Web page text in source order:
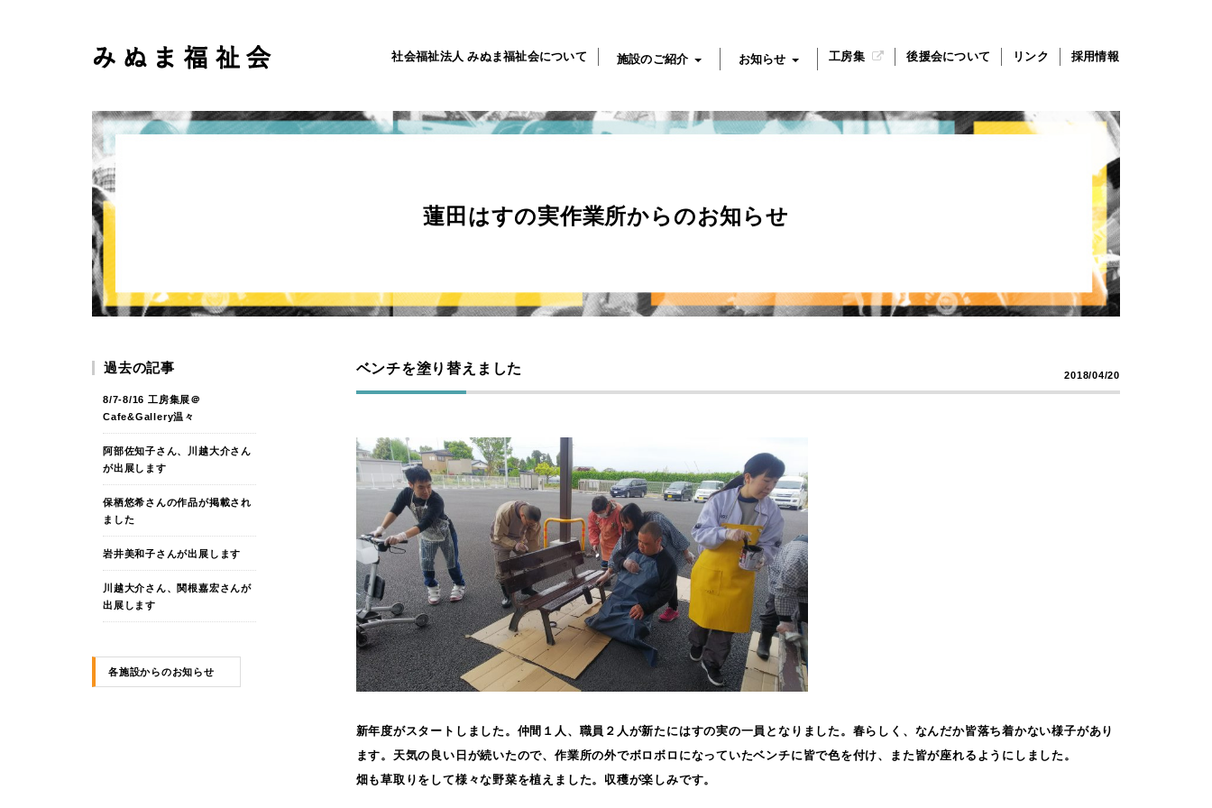
社会福祉法人 みぬま福祉会について 施設のご紹介 お知らせ 工房集 後援会について リンク 採用情報
蓮田はすの実作業所からのお知らせ
過去の記事
8/7-8/16 工房集展＠
Cafe&Gallery温々
阿部佐知子さん、川越大介さん
が出展します
保栖悠希さんの作品が掲載され
ました
岩井美和子さんが出展します
川越大介さん、関根嘉宏さんが
出展します
各施設からのお知らせ
ベンチを塗り替えました 2018/04/20
新年度がスタートしました。仲間１人、職員２人が新たにはすの実の一員となりました。春らしく、なんだか皆落ち着かない様子があり
ます。天気の良い日が続いたので、作業所の外でボロボロになっていたベンチに皆で色を付け、また皆が座れるようにしました。
畑も草取りをして様々な野菜を植えました。収穫が楽しみです。